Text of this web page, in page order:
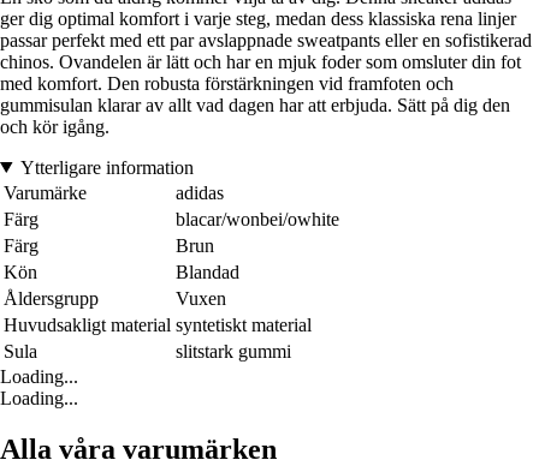
ger dig optimal komfort i varje steg, medan dess klassiska rena linjer
passar perfekt med ett par avslappnade sweatpants eller en sofistikerad
chinos. Ovandelen är lätt och har en mjuk foder som omsluter din fot
med komfort. Den robusta förstärkningen vid framfoten och
gummisulan klarar av allt vad dagen har att erbjuda. Sätt på dig den
och kör igång.
Ytterligare information
Varumärke
adidas
Färg
blacar/wonbei/owhite
Färg
Brun
Kön
Blandad
Åldersgrupp
Vuxen
Huvudsakligt material syntetiskt material
Sula
slitstark gummi
Loading...
Loading...
Alla våra varumärken